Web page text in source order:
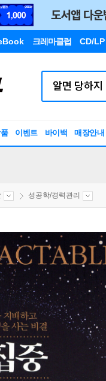
크레마클럽 CD/LP
이벤트 바이백 매장안내
성공학/경력관리